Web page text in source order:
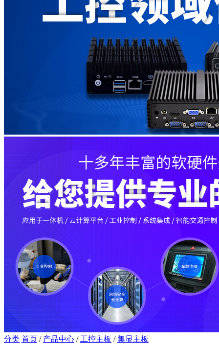
分类 首页 / 产品中心 / 工控主板 /集显主板